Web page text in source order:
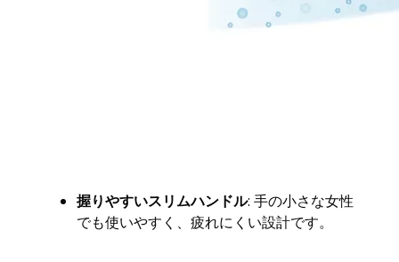
握りやすいスリムハンドル: 手の小さな女性
でも使いやすく、疲れにくい設計です。